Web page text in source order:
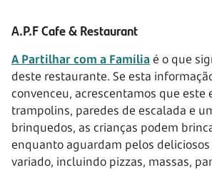
A.P.F Cafe & Restaurant
A Partilhar com a Família é o que
deste restaurante. Se esta
convenceu, acrescentamos que este
trampolins, paredes de escalada e
brinquedos, as crianças podem
enquanto aguardam pelos
variado, incluindo pizzas, massas,